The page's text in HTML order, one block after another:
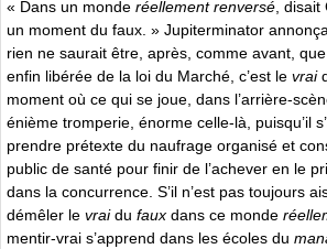
« Dans un monde réellement renversé ,
un moment du faux. » Jupiterminator
rien ne saurait être, après, comme avant,
enfin libérée de la loi du Marché, c’est le vrai
moment où ce qui se joue, dans l’arrière-
énième tromperie, énorme celle-là, puisqu’il
prendre prétexte du naufrage organisé et
public de santé pour finir de l’achever en le
dans la concurrence. S’il n’est pas toujours
démêler le vraidu faux dans ce monde
mentir-vrai s’apprend dans les écoles du